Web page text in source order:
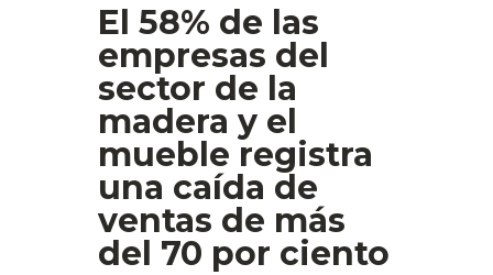
El 58% de las
empresas del
sector de la
madera y el
mueble registra
una caída de
ventas de más
del 70 por ciento